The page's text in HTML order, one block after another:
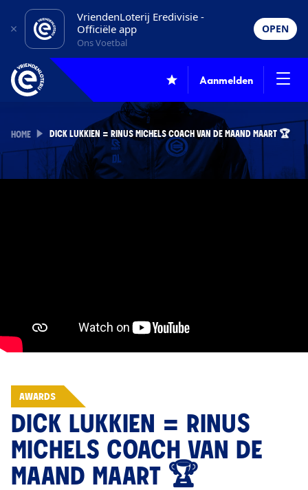
VriendenLoterij Eredivisie -
Officiële app
Ons Voetbal
OPEN
Aanmelden
HOME DICK LUKKIEN = RINUS MICHELS COACH VAN DE MAAND MAART 🏆
AWARDS
DICK LUKKIEN = RINUS
MICHELS COACH VAN DE
MAAND MAART 🏆